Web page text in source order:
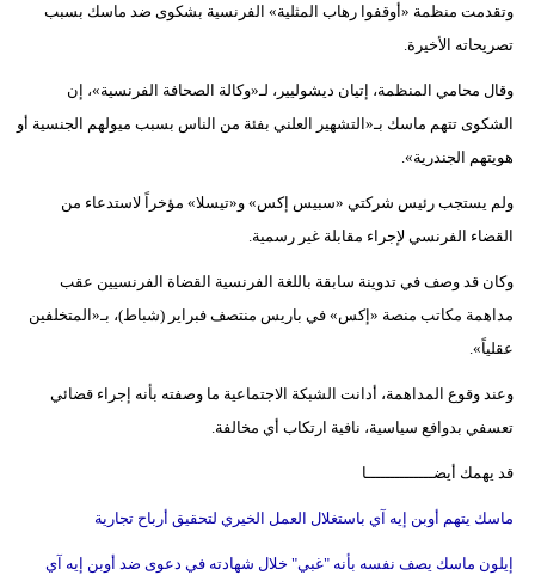
وتقدمت منظمة «أوقفوا رهاب المثلية» الفرنسية بشكوى ضد ماسك بسبب
تصريحاته الأخيرة.
وقال محامي المنظمة، إتيان ديشوليير، لـ«وكالة الصحافة الفرنسية»، إن
الشكوى تتهم ماسك بـ«التشهير العلني بفئة من الناس بسبب ميولهم الجنسية أو
هويتهم الجندرية».
ولم يستجب رئيس شركتي «سبيس إكس» و«تيسلا» مؤخراً لاستدعاء من
القضاء الفرنسي لإجراء مقابلة غير رسمية.
وكان قد وصف في تدوينة سابقة باللغة الفرنسية القضاة الفرنسيين عقب
مداهمة مكاتب منصة «إكس» في باريس منتصف فبراير (شباط)، بـ«المتخلفين
عقلياً».
وعند وقوع المداهمة، أدانت الشبكة الاجتماعية ما وصفته بأنه إجراء قضائي
تعسفي بدوافع سياسية، نافية ارتكاب أي مخالفة.
قد يهمك أيضــــــــــــــا
ماسك يتهم أوبن إيه آي باستغلال العمل الخيري لتحقيق أرباح تجارية
إيلون ماسك يصف نفسه بأنه "غبي" خلال شهادته في دعوى ضد أوبن إيه آي